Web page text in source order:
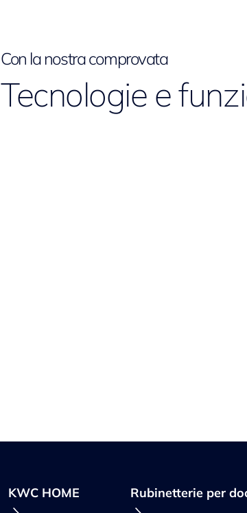
Con la nostra comprovata
Tecnologie e
KWC HOME Rubinetterie per